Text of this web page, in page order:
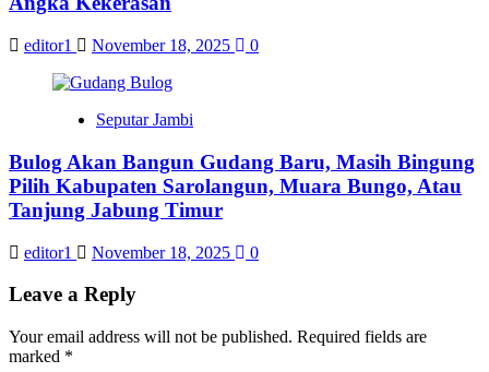
editor1 November 18, 2025 0
Seputar Jambi
Bulog Akan Bangun Gudang Baru, Masih Bingung
Pilih Kabupaten Sarolangun, Muara Bungo, Atau
Tanjung Jabung Timur
editor1 November 18, 2025 0
Leave a Reply
Your email address will not be published. Required fields are
marked *